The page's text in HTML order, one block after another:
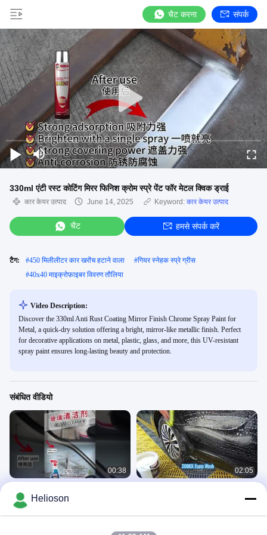
चैट करना संपर्क
330ml एंटी रस्ट कोटिंग मिरर फिनिश क्रोम स्प्रे पेंट फॉर मेटल क्विक ड्राई
कार केयर उत्पाद June 14, 2025 Keyword: कार केयर उत्पाद
चैट हमसे संपर्क करें
टैग: #450 मिलीलीटर कार खरोंच हटाने वाला #गियर स्नेहक स्प्रे ग्रीस
#40x40 माइक्रोफ़ाइबर विवरण तौलिया
Video Description:
Discover the 330ml Anti Rust Coating Mirror Finish Chrome Spray Paint for
Metal, a quick-dry solution offering a bright, mirror-like metallic finish. Perfect
for decorative applications on metal, plastic, glass, and more, this UV-resistant
spray paint ensures long-lasting beauty and protection.
संबंधित वीडियो
00:38
आवश्यकता है! कार और घर की बहु-सतह चमक
02:05
Helioson